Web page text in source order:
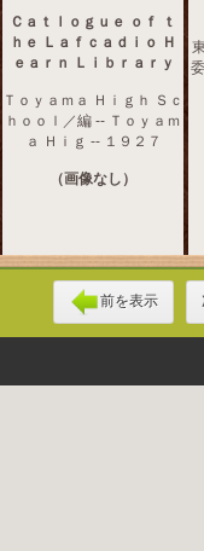
Ｃａｔｌｏｇｕｅ ｏｆ ｔ
ｈｅ Ｌａｆｃａｄｉｏ Ｈ
ｅａｒｎ Ｌｉｂｒａｒｙ
Ｔｏｙａｍａ Ｈｉｇｈ Ｓｃ
ｈｏｏｌ／編 -- Ｔｏｙａｍ
ａ Ｈｉｇ -- １９２７
（画像なし）
前を表示